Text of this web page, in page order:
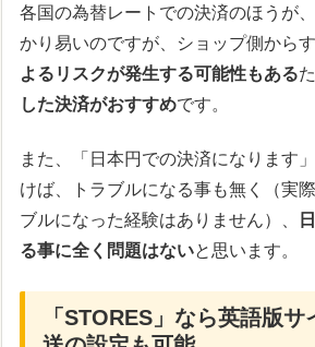
各国の為替レートでの決済のほうが
かり易いのですが、ショップ側から
よるリスクが発生する可能性もある
した決済がおすすめです。
また、「日本円での決済になります
けば、トラブルになる事も無く（実
ブルになった経験はありません）、
る事に全く問題はないと思います。
「STORES」なら英語版